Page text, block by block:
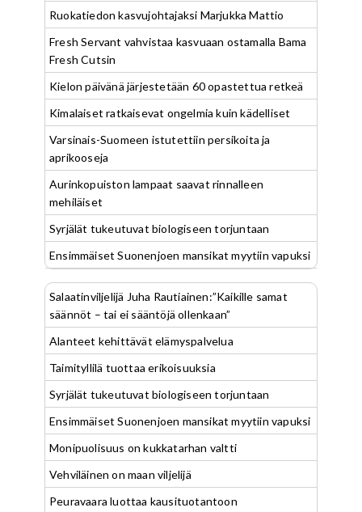
Ruokatiedon kasvujohtajaksi Marjukka Mattio
Fresh Servant vahvistaa kasvuaan ostamalla Bama
Fresh Cutsin
Kielon päivänä järjestetään 60 opastettua retkeä
Kimalaiset ratkaisevat ongelmia kuin kädelliset
Varsinais-Suomeen istutettiin persikoita ja
aprikooseja
Aurinkopuiston lampaat saavat rinnalleen
mehiläiset
Syrjälät tukeutuvat biologiseen torjuntaan
Ensimmäiset Suonenjoen mansikat myytiin vapuksi
Salaatinviljelijä Juha Rautiainen:”Kaikille samat
säännöt – tai ei sääntöjä ollenkaan”
Alanteet kehittävät elämyspalvelua
Taimityllilä tuottaa erikoisuuksia
Syrjälät tukeutuvat biologiseen torjuntaan
Ensimmäiset Suonenjoen mansikat myytiin vapuksi
Monipuolisuus on kukkatarhan valtti
Vehviläinen on maan viljelijä
Peuravaara luottaa kausituotantoon